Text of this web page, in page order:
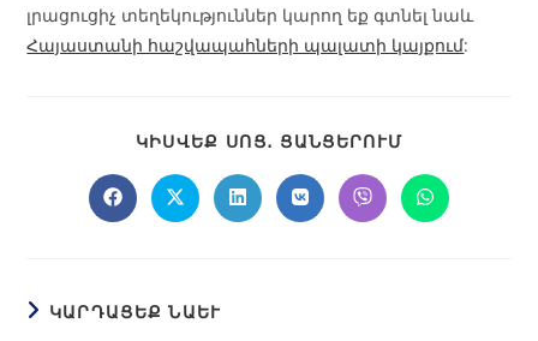
լրացուցիչ տեղեկություններ կարող եք գտնել նաև
Հայաստանի հաշվապահների պալատի կայքում:
ԿԻՍՎԵՔ ՍՈՑ․ ՑԱՆՑԵՐՈՒՄ
ԿԱՐԴԱՑԵՔ ՆԱԵՒ